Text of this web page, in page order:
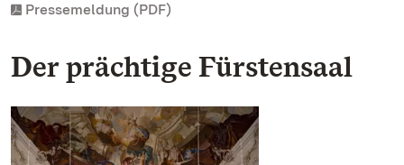
Pressemeldung (PDF)
Der prächtige Fürstensaal